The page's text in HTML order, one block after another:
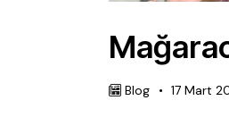
Blog 17 Mart